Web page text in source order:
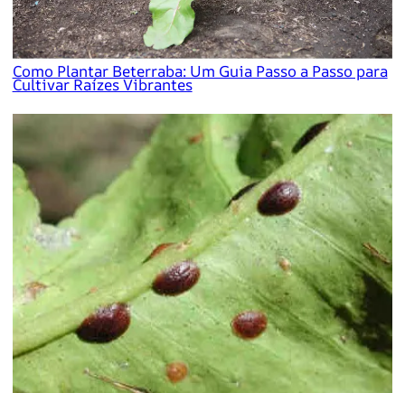
Como Plantar Beterraba: Um Guia Passo a Passo para
Cultivar Raízes Vibrantes